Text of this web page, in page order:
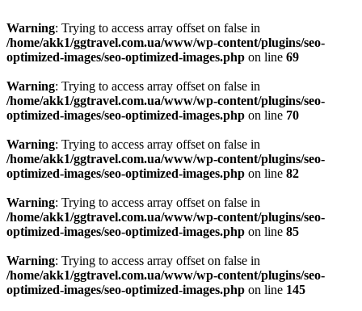
Warning: Trying to access array offset on false in
/home/akk1/ggtravel.com.ua/www/wp-content/plugins/seo-
optimized-images/seo-optimized-images.php on line 69
Warning: Trying to access array offset on false in
/home/akk1/ggtravel.com.ua/www/wp-content/plugins/seo-
optimized-images/seo-optimized-images.php on line 70
Warning: Trying to access array offset on false in
/home/akk1/ggtravel.com.ua/www/wp-content/plugins/seo-
optimized-images/seo-optimized-images.php on line 82
Warning: Trying to access array offset on false in
/home/akk1/ggtravel.com.ua/www/wp-content/plugins/seo-
optimized-images/seo-optimized-images.php on line 85
Warning: Trying to access array offset on false in
/home/akk1/ggtravel.com.ua/www/wp-content/plugins/seo-
optimized-images/seo-optimized-images.php on line 145